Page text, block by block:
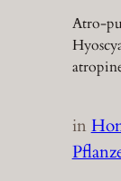
Atro-
in